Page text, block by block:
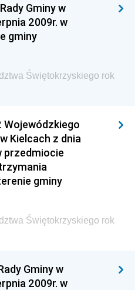
Przemysłu
Finansów i Gospodarki
do Spraw Unii
Wywiadu
Gminy w
2009r. w
gminy
Świętokrzyskiego rok
Wojewódzkiego
Kielcach z dnia
przedmiocie
gminy
Świętokrzyskiego rok
Gminy w
2009r. w